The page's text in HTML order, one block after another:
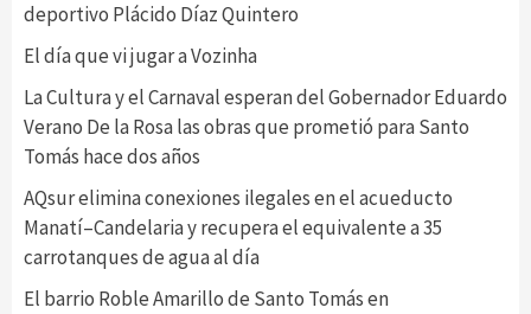
deportivo Plácido Díaz Quintero
El día que vi jugar a Vozinha
La Cultura y el Carnaval esperan del Gobernador Eduardo
Verano De la Rosa las obras que prometió para Santo
Tomás hace dos años
AQsur elimina conexiones ilegales en el acueducto
Manatí–Candelaria y recupera el equivalente a 35
carrotanques de agua al día
El barrio Roble Amarillo de Santo Tomás en